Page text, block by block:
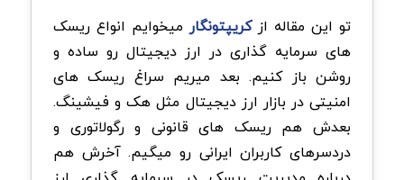
تو این مقاله ازکریپتونگارمیخوایم انواع ریسک
های سرمایه گذاری در ارز دیجیتال رو ساده و
روشن باز کنیم. بعد میریم سراغ ریسک های
امنیتی در بازار ارز دیجیتال مثل هک و فیشینگ.
بعدش هم ریسک های قانونی و رگولاتوری و
دردسرهای کاربران ایرانی رو میگیم. آخرش هم